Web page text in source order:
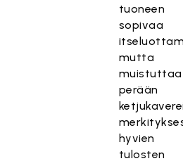
tuoneen
sopivaa
mutta
muistuttaa
perään
hyvien
tulosten